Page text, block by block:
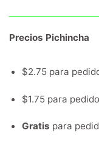
Precios Pichincha
$2.75 para
$1.75 para
Gratis para